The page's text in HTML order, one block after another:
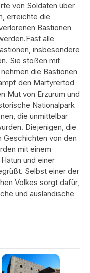
von Soldaten über
erreichte die
Bastionen
alle
insbesondere
Sie stoßen mit
die Bastionen
den Märtyrertod
Mut von Erzurum und
Nationalpark
die unmittelbar
Diejenigen, die
Geschichten von den
mit einem
und einer
Selbst einer der
Volkes sorgt dafür,
und ausländische